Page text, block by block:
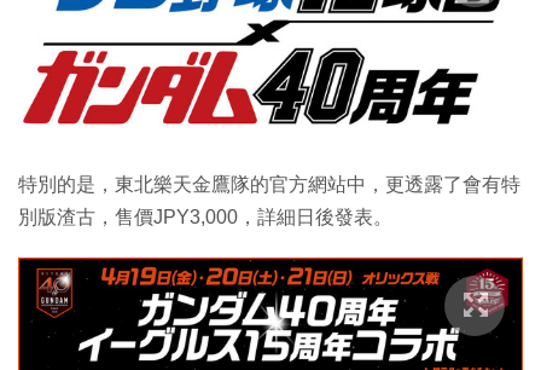
特別的是，東北樂天金鷹隊的官方網站中，更透露了會有特
別版渣古，售價JPY3,000，詳細日後發表。